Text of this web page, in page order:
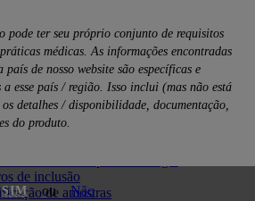
pode ter seu próprio conjunto de requisitos
médicas. As informações encontradas
país de nosso website são específicas e
a esse país / região. Isso inclui (mas não está
detalhes / disponibilidade, documentação,
do produto.
SIM ou Não
histologia
de tecido
de lâminas e montadores de lâminas
de inclusão
de amostras